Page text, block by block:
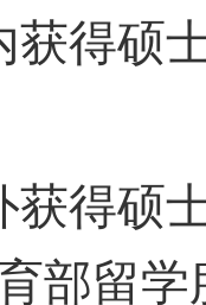
获得硕
获得硕
部留